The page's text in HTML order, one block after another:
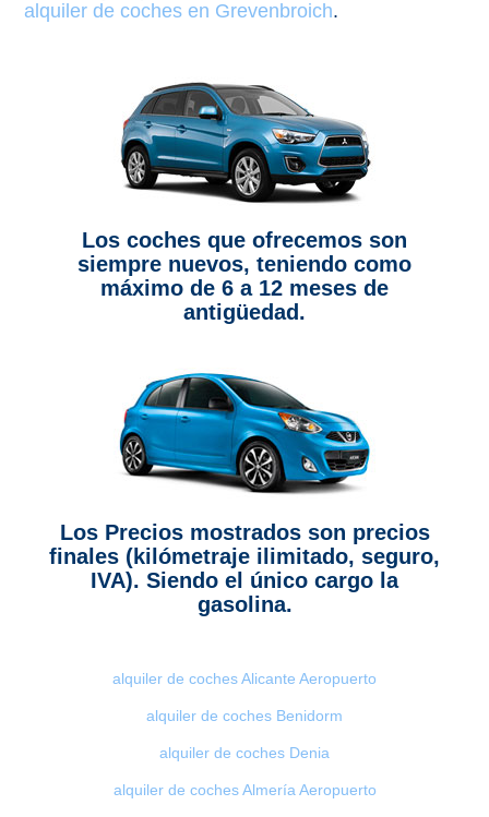
alquiler de coches en Grevenbroich.
Los coches que ofrecemos son
siempre nuevos, teniendo como
máximo de 6 a 12 meses de
antigüedad.
Los Precios mostrados son precios
finales (kilómetraje ilimitado, seguro,
IVA). Siendo el único cargo la
gasolina.
alquiler de coches Alicante Aeropuerto
alquiler de coches Benidorm
alquiler de coches Denia
alquiler de coches Almería Aeropuerto